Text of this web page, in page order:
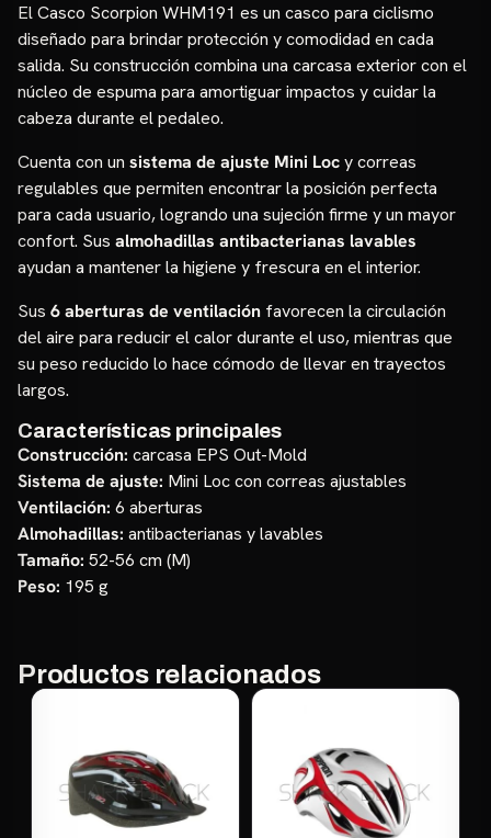
El Casco Scorpion WHM191 es un casco para ciclismo
diseñado para brindar protección y comodidad en cada
salida. Su construcción combina una carcasa exterior con el
núcleo de espuma para amortiguar impactos y cuidar la
cabeza durante el pedaleo.
Cuenta con un sistema de ajuste Mini Locy correas
regulables que permiten encontrar la posición perfecta
para cada usuario, logrando una sujeción firme y un mayor
confort. Sus almohadillas antibacterianas lavables
ayudan a mantener la higiene y frescura en el interior.
Sus 6 aberturas de ventilación favorecen la circulación
del aire para reducir el calor durante el uso, mientras que
su peso reducido lo hace cómodo de llevar en trayectos
largos.
Características principales
Construcción: carcasa EPS Out-Mold
Sistema de ajuste: Mini Loc con correas ajustables
Ventilación: 6 aberturas
Almohadillas: antibacterianas y lavables
Tamaño: 52-56 cm (M)
Peso: 195 g
Productos relacionados